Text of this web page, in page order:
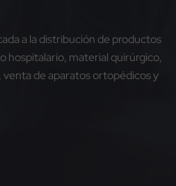
a la distribución de productos
hospitalario, material quirúrgico,
de aparatos ortopédicos y